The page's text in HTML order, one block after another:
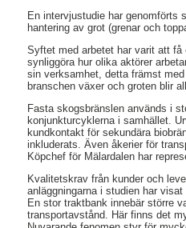
En intervjustudie har genomförts
hantering av grot (grenar och
Syftet med arbetet har varit att få
synliggöra hur olika aktörer
sin verksamhet, detta främst
branschen växer och groten blir
Fasta skogsbränslen används i
konjunkturcyklerna i samhället.
kundkontakt för sekundära
inkluderats. Även åkerier för
Köpchef för Mälardalen har
Kvalitetskrav från kunder och
anläggningarna i studien har
En stor traktbank innebär större
transportavstånd. Här finns det